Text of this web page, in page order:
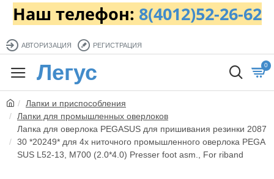
Наш телефон: 8(4012)52-26-62
АВТОРИЗАЦИЯ РЕГИСТРАЦИЯ
Легус 0
Лапки и приспособления
Лапки для промышленных оверлоков
Лапка для оверлока PEGASUS для пришивания резинки 2087
30 *20249* для 4х ниточного промышленного оверлока PEGA
SUS L52-13, M700 (2.0*4.0) Presser foot asm., For riband